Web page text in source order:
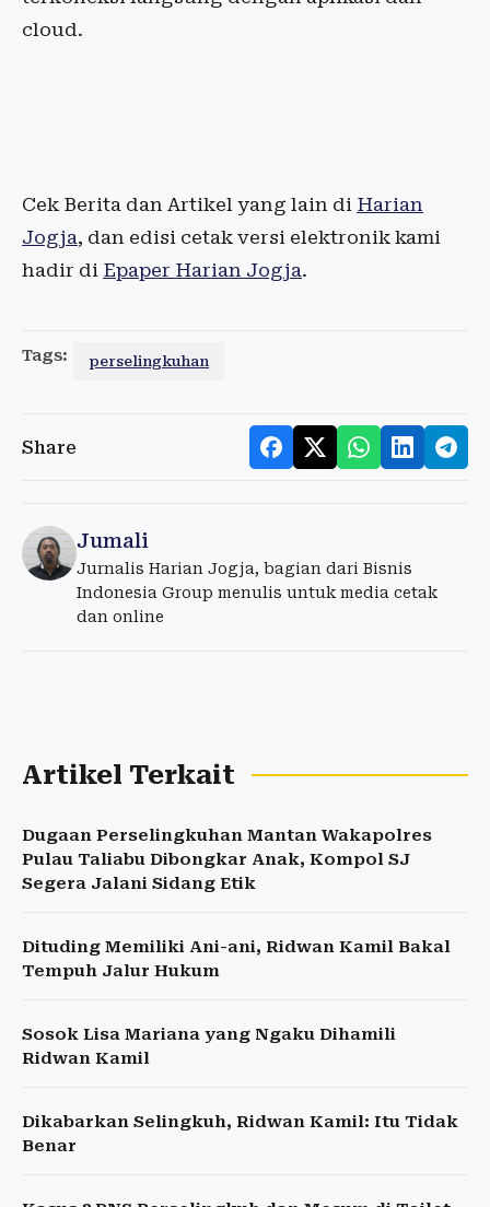
cloud.
Cek Berita dan Artikel yang lain di Harian
Jogja, dan edisi cetak versi elektronik kami
hadir di Epaper Harian Jogja.
Tags: perselingkuhan
Share
Jumali
Jurnalis Harian Jogja, bagian dari Bisnis
Indonesia Group menulis untuk media cetak
dan online
Artikel Terkait
Dugaan Perselingkuhan Mantan Wakapolres
Pulau Taliabu Dibongkar Anak, Kompol SJ
Segera Jalani Sidang Etik
Dituding Memiliki Ani-ani, Ridwan Kamil Bakal
Tempuh Jalur Hukum
Sosok Lisa Mariana yang Ngaku Dihamili
Ridwan Kamil
Dikabarkan Selingkuh, Ridwan Kamil: Itu Tidak
Benar